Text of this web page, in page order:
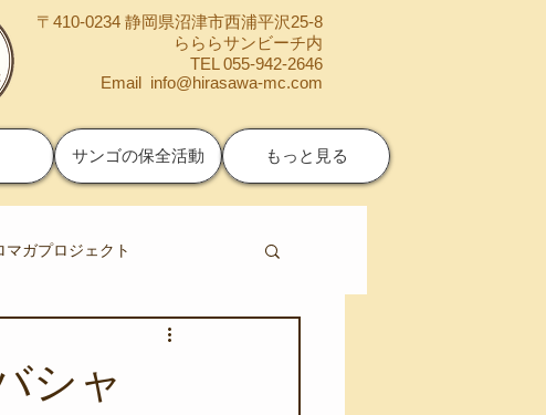
〒410-0234 静岡県沼津市西浦平沢25-8
らららサンビーチ内
TEL 055-942-2646
Email info@hirasawa-mc.com
サンゴの保全活動 もっと見る
マガプロジェクト
アカモク養殖実験
シャ